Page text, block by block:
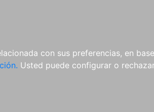
con sus preferencias, en
Usted puede configurar o
MATERIAL
COMPLEMENTARIO
NOVEDADES